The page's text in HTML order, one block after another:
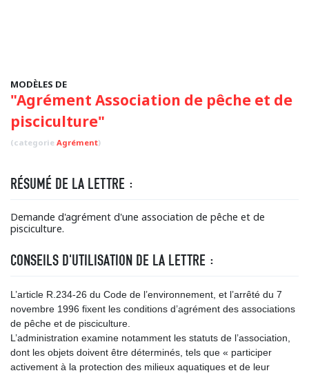
MODÈLES DE
"Agrément Association de pêche et de
pisciculture"
(categorie Agrément)
RÉSUMÉ DE LA LETTRE :
Demande d'agrément d'une association de pêche et de
pisciculture.
CONSEILS D'UTILISATION DE LA LETTRE :
L’article R.234-26 du Code de l’environnement, et l’arrêté du 7
novembre 1996 fixent les conditions d’agrément des associations
de pêche et de pisciculture.
L’administration examine notamment les statuts de l’association,
dont les objets doivent être déterminés, tels que « participer
activement à la protection des milieux aquatiques et de leur